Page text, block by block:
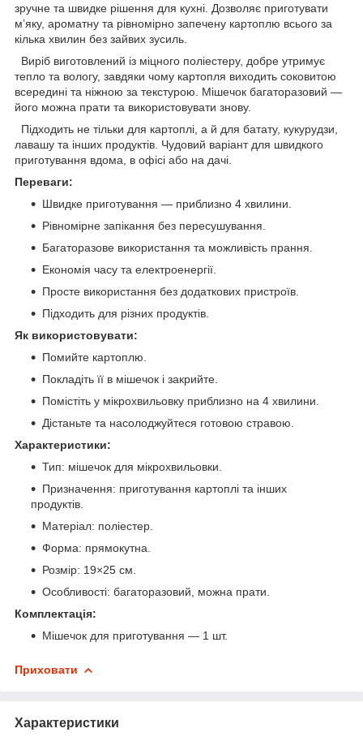
зручне та швидке рішення для кухні. Дозволяє приготувати
м’яку, ароматну та рівномірно запечену картоплю всього за
кілька хвилин без зайвих зусиль.
Виріб виготовлений із міцного поліестеру, добре утримує
тепло та вологу, завдяки чому картопля виходить соковитою
всередині та ніжною за текстурою. Мішечок багаторазовий —
його можна прати та використовувати знову.
Підходить не тільки для картоплі, а й для батату, кукурудзи,
лавашу та інших продуктів. Чудовий варіант для швидкого
приготування вдома, в офісі або на дачі.
Переваги:
Швидке приготування — приблизно 4 хвилини.
Рівномірне запікання без пересушування.
Багаторазове використання та можливість прання.
Економія часу та електроенергії.
Просте використання без додаткових пристроїв.
Підходить для різних продуктів.
Як використовувати:
Помийте картоплю.
Покладіть її в мішечок і закрийте.
Помістіть у мікрохвильовку приблизно на 4 хвилини.
Дістаньте та насолоджуйтеся готовою стравою.
Характеристики:
Тип: мішечок для мікрохвильовки.
Призначення: приготування картоплі та інших
продуктів.
Матеріал: поліестер.
Форма: прямокутна.
Розмір: 19×25 см.
Особливості: багаторазовий, можна прати.
Комплектація:
Мішечок для приготування — 1 шт.
Приховати
Характеристики